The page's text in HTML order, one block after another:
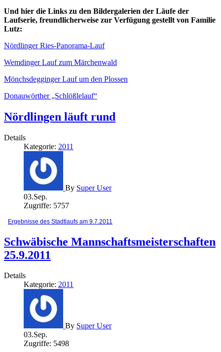
Und hier die Links zu den Bildergalerien der Läufe der
Laufserie, freundlicherweise zur Verfügung gestellt von Familie
Lutz:
Nördlinger Ries-Panorama-Lauf
Wemdinger Lauf zum Märchenwald
Mönchsdegginger Lauf um den Plossen
Donauwörther „Schlößlelauf“
Nördlingen läuft rund
Details
Kategorie: 2011
By Super User
03.Sep.
Zugriffe: 5757
Ergebnisse des Stadtlaufs am 9.7.2011
Schwäbische Mannschaftsmeisterschaften
25.9.2011
Details
Kategorie: 2011
By Super User
03.Sep.
Zugriffe: 5498